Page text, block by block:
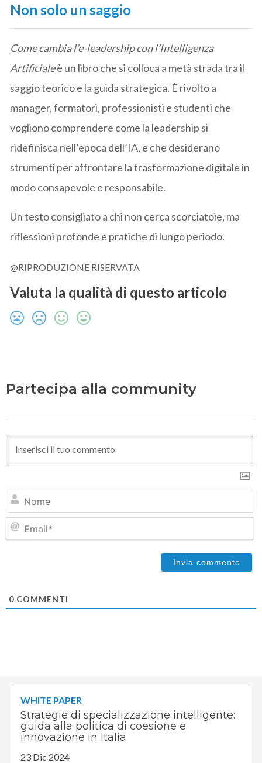
Non solo un saggio
Come cambia l’e-leadership con l’Intelligenza
Artificialeè un libro che si colloca a metà strada tra il
saggio teorico e la guida strategica. È rivolto a
manager, formatori, professionisti e studenti che
vogliono comprendere come la leadership si
ridefinisca nell’epoca dell’IA, e che desiderano
strumenti per affrontare la trasformazione digitale in
modo consapevole e responsabile.
Un testo consigliato a chi non cerca scorciatoie, ma
riflessioni profonde e pratiche di lungo periodo.
@RIPRODUZIONE RISERVATA
Valuta la qualità di questo articolo
Partecipa alla community
0 COMMENTI
WHITE PAPER
Strategie di specializzazione intelligente:
guida alla politica di coesione e
innovazione in Italia
23 Dic 2024